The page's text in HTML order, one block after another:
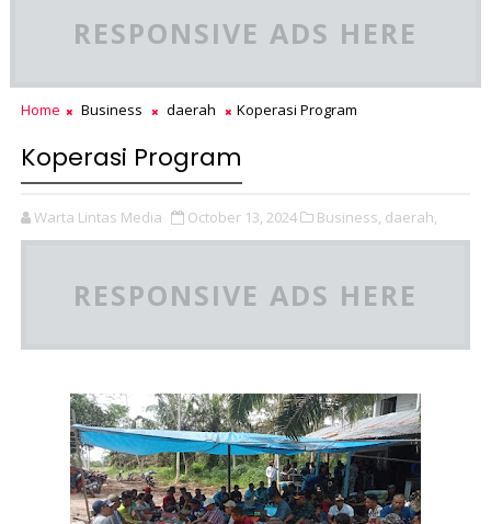
RESPONSIVE ADS HERE
Home Business daerah Koperasi Program
Koperasi Program
Warta Lintas Media October 13, 2024 Business, daerah,
RESPONSIVE ADS HERE